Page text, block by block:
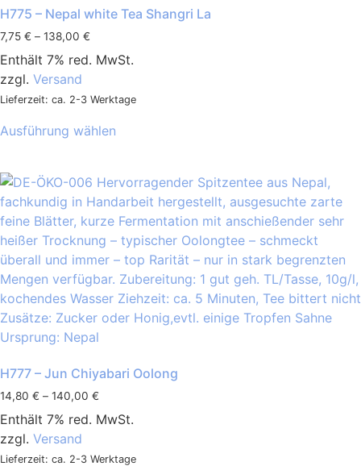
H775 – Nepal white Tea Shangri La
7,75 € – 138,00 €
Enthält 7% red. MwSt.
zzgl. Versand
Lieferzeit: ca. 2-3 Werktage
Ausführung wählen
H777 – Jun Chiyabari Oolong
14,80 € – 140,00 €
Enthält 7% red. MwSt.
zzgl. Versand
Lieferzeit: ca. 2-3 Werktage